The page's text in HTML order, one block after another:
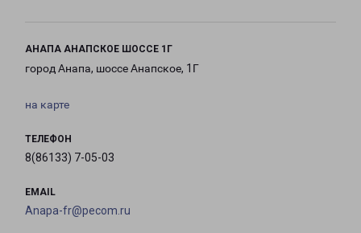
АНАПА АНАПСКОЕ ШОССЕ 1Г
город Анапа, шоссе Анапское, 1Г
на карте
ТЕЛЕФОН
8(86133) 7-05-03
EMAIL
Anapa-fr@pecom.ru